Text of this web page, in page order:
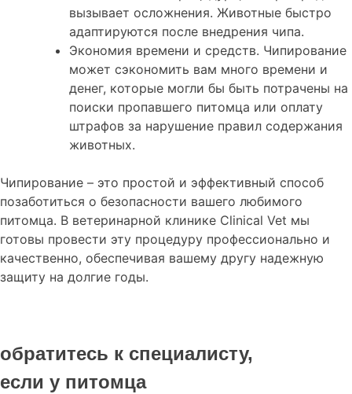
вызывает осложнения. Животные быстро
адаптируются после внедрения чипа.
Экономия времени и средств. Чипирование
может сэкономить вам много времени и
денег, которые могли бы быть потрачены на
поиски пропавшего питомца или оплату
штрафов за нарушение правил содержания
животных.
Чипирование – это простой и эффективный способ
позаботиться о безопасности вашего любимого
питомца. В ветеринарной клинике Clinical Vet мы
готовы провести эту процедуру профессионально и
качественно, обеспечивая вашему другу надежную
защиту на долгие годы.
обратитесь к специалисту,
если у питомца